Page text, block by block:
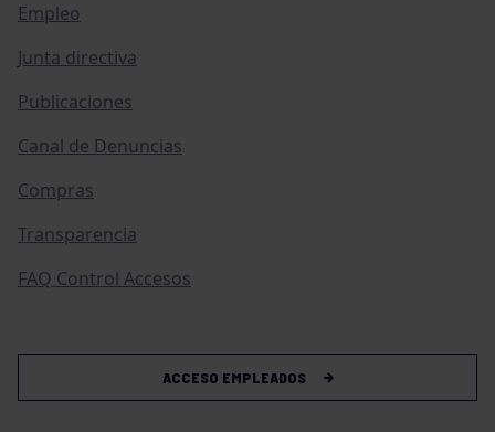
Empleo
Junta directiva
Publicaciones
Canal de Denuncias
Compras
Transparencia
FAQ Control Accesos
ACCESO EMPLEADOS